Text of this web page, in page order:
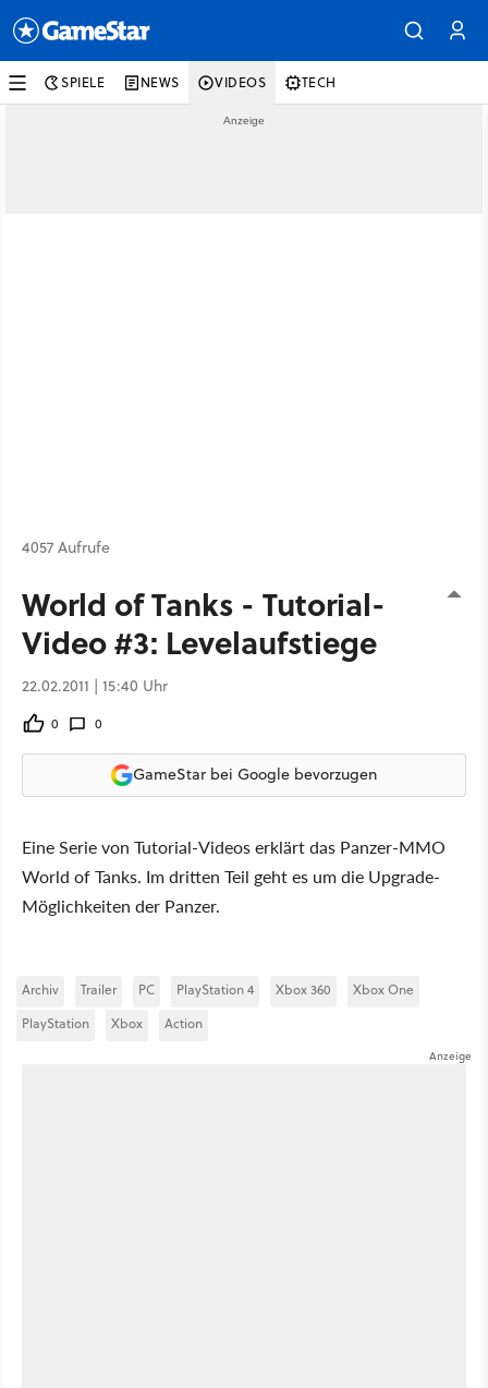
SPIELE NEWS VIDEOS TECH
4057 Aufrufe
World of Tanks - Tutorial-
Video #3: Levelaufstiege
22.02.2011 | 15:40 Uhr
0 0
GameStar bei Google bevorzugen
Eine Serie von Tutorial-Videos erklärt das Panzer-MMO
World of Tanks. Im dritten Teil geht es um die Upgrade-
Möglichkeiten der Panzer.
Archiv Trailer PC PlayStation 4 Xbox 360
Xbox One
PlayStation
Xbox Action